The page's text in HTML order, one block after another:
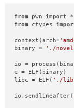
from pwn import
from ctypes
context(arch=
binary =
'./
io =
e = ELF(binary)
libc = ELF( './
io.sendlineafter(